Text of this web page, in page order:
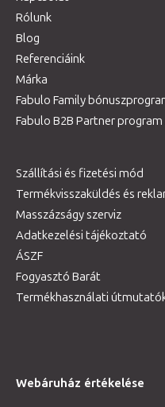
Rólunk
Blog
Referenciáink
Márka
Fabulo Family
Fabulo B2B Partner
Szállítási és fizetési mód
Termékvisszaküldés és
Masszázságy szerviz
Adatkezelési tájékoztató
ÁSZF
Fogyasztó Barát
Termékhasználati
Webáruház értékelése